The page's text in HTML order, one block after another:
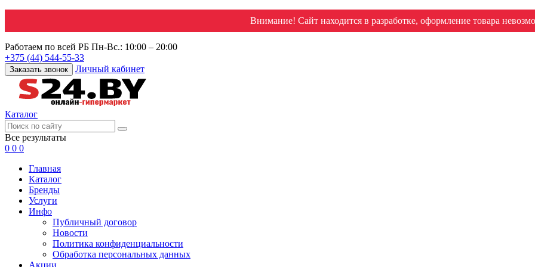
Внимание! Сайт находится в разработке, оформление товара
Работаем по всей РБ Пн-Вс.: 10:00 – 20:00
+375 (44) 544-55-33
Заказать звонок Личный кабинет
Каталог
Все результаты
0 0 0
Главная
Каталог
Бренды
Услуги
Инфо
Публичный договор
Новости
Политика конфиденциальности
Обработка персональных данных
Акции